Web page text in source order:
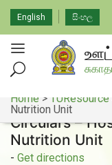
English සිංහල
Home > TUResource
Nutrition Unit
Circulars –
Nutrition Unit
- Get directions